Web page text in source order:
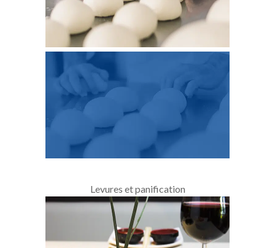
Levures et panification